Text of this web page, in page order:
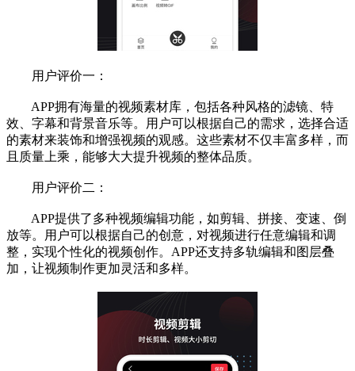
用户评价一：
APP拥有海量的视频素材库，包括各种风格的滤镜、特
效、字幕和背景音乐等。用户可以根据自己的需求，选择合适
的素材来装饰和增强视频的观感。这些素材不仅丰富多样，而
且质量上乘，能够大大提升视频的整体品质。
用户评价二：
APP提供了多种视频编辑功能，如剪辑、拼接、变速、倒
放等。用户可以根据自己的创意，对视频进行任意编辑和调
整，实现个性化的视频创作。APP还支持多轨编辑和图层叠
加，让视频制作更加灵活和多样。